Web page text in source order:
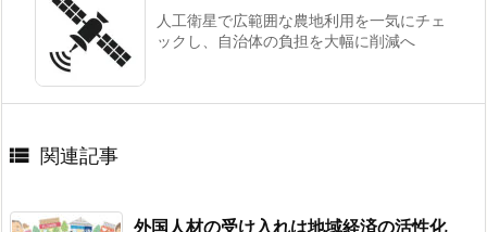
人工衛星で広範囲な農地利用を一気にチェ
ックし、自治体の負担を大幅に削減へ
 関連記事
外国人材の受け入れは地域経済の活性化